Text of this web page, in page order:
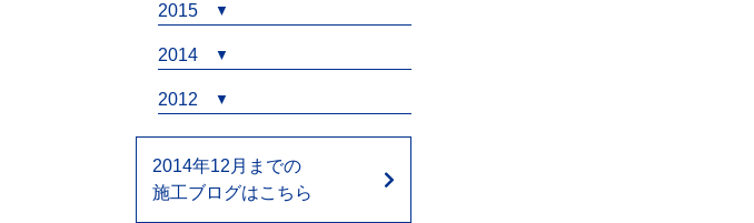
2015
2014
2012
2014年12月までの
施工ブログはこちら